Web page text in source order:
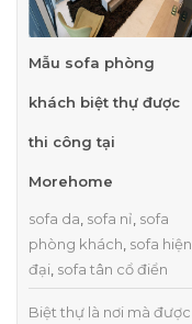
Mẫu sofa phòng
khách biệt thự được
thi công tại
Morehome
sofa da sofa nỉ sofa
phòng khách sofa hiện
đại sofa tân cổ điển
Biệt thự là nơi mà được